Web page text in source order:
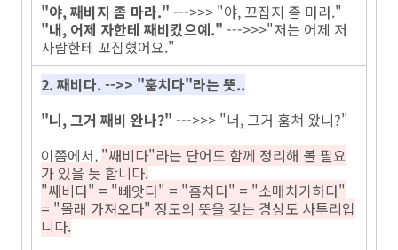
"야, 째비지 좀 마라." --->>> "야, 꼬집지 좀 마라."
"내, 어제 자한테 째비킸으예." --->>>"저는 어제 저
사람한테 꼬집혔어요."
2. 째비다. -->> "훔치다"라는 뜻..
"니, 그거 째비 완나?" --->>> "너, 그거 훔쳐 왔니?"
이쯤에서, "쌔비다"라는 단어도 함께 정리해 볼 필요
가 있을 듯 합니다.
"쌔비다" = "빼앗다" = "훔치다" = "소매치기하다"
= "몰래 가져오다" 정도의 뜻을 갖는 경상도 사투리입
니다.